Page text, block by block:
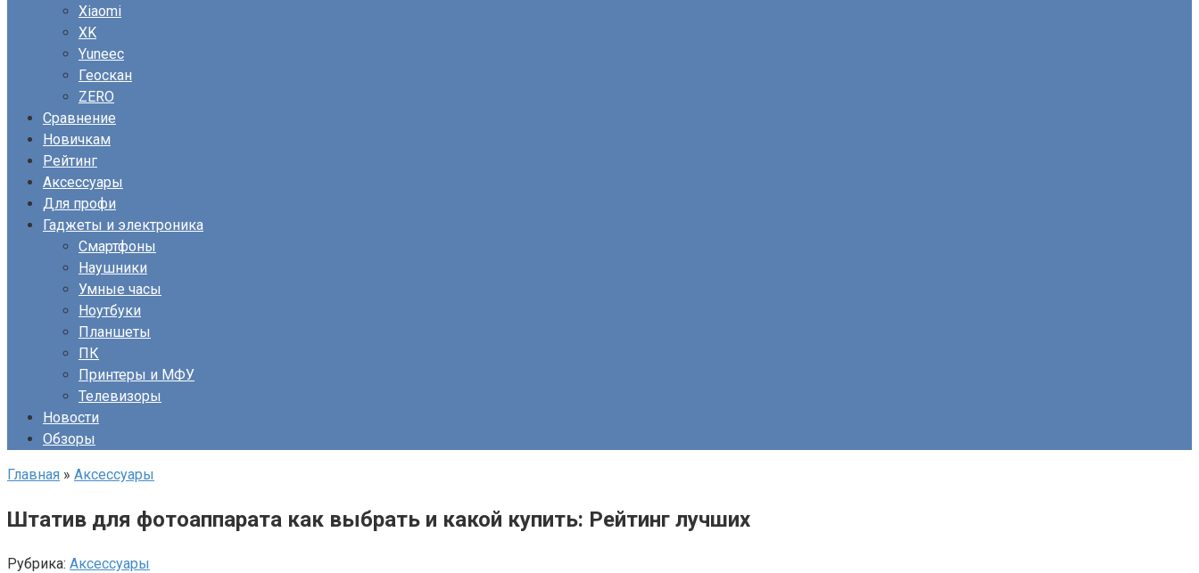
Xiaomi
XK
Yuneec
Геоскан
ZERO
Сравнение
Новичкам
Рейтинг
Аксессуары
Для профи
Гаджеты и электроника
Смартфоны
Наушники
Умные часы
Ноутбуки
Планшеты
ПК
Принтеры и МФУ
Телевизоры
Новости
Обзоры
Главная » Аксессуары
Штатив для фотоаппарата как выбрать и какой купить: Рейтинг лучших
Рубрика: Аксессуары